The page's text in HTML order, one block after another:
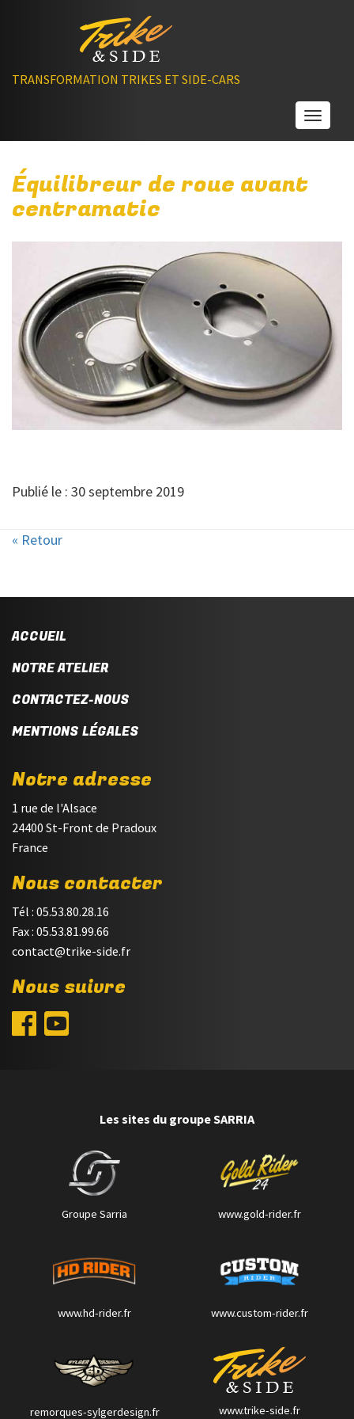
TRANSFORMATION TRIKES ET SIDE-CARS
Équilibreur de roue avant
centramatic
Publié le : 30 septembre 2019
« Retour
ACCUEIL
NOTRE ATELIER
CONTACTEZ-NOUS
MENTIONS LÉGALES
Notre adresse
1 rue de l'Alsace
24400 St-Front de Pradoux
France
Nous contacter
Tél : 05.53.80.28.16
Fax : 05.53.81.99.66
contact@trike-side.fr
Nous suivre
Les sites du groupe SARRIA
Groupe Sarria www.gold-rider.fr
www.hd-rider.fr www.custom-rider.fr
remorques-sylgerdesign.fr www.trike-side.fr